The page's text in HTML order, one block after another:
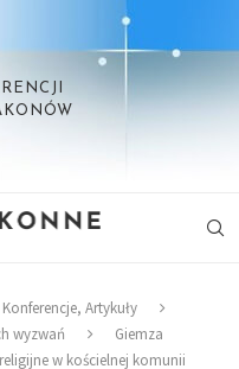
Artykuły
wyzwań
Giemza
w kościelnej komunii